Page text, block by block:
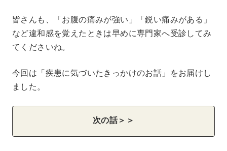
皆さんも、「お腹の痛みが強い」「鋭い痛みがある」
など違和感を覚えたときは早めに専門家へ受診してみ
てくださいね。
今回は「疾患に気づいたきっかけのお話」をお届けし
ました。
次の話＞＞